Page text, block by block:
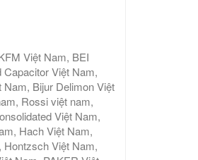
Việt Nam, BEI
Việt Nam,
Bijur Delimon Việt
Rossi việt nam,
Việt Nam,
Hach Việt Nam,
Hontzsch Việt Nam,